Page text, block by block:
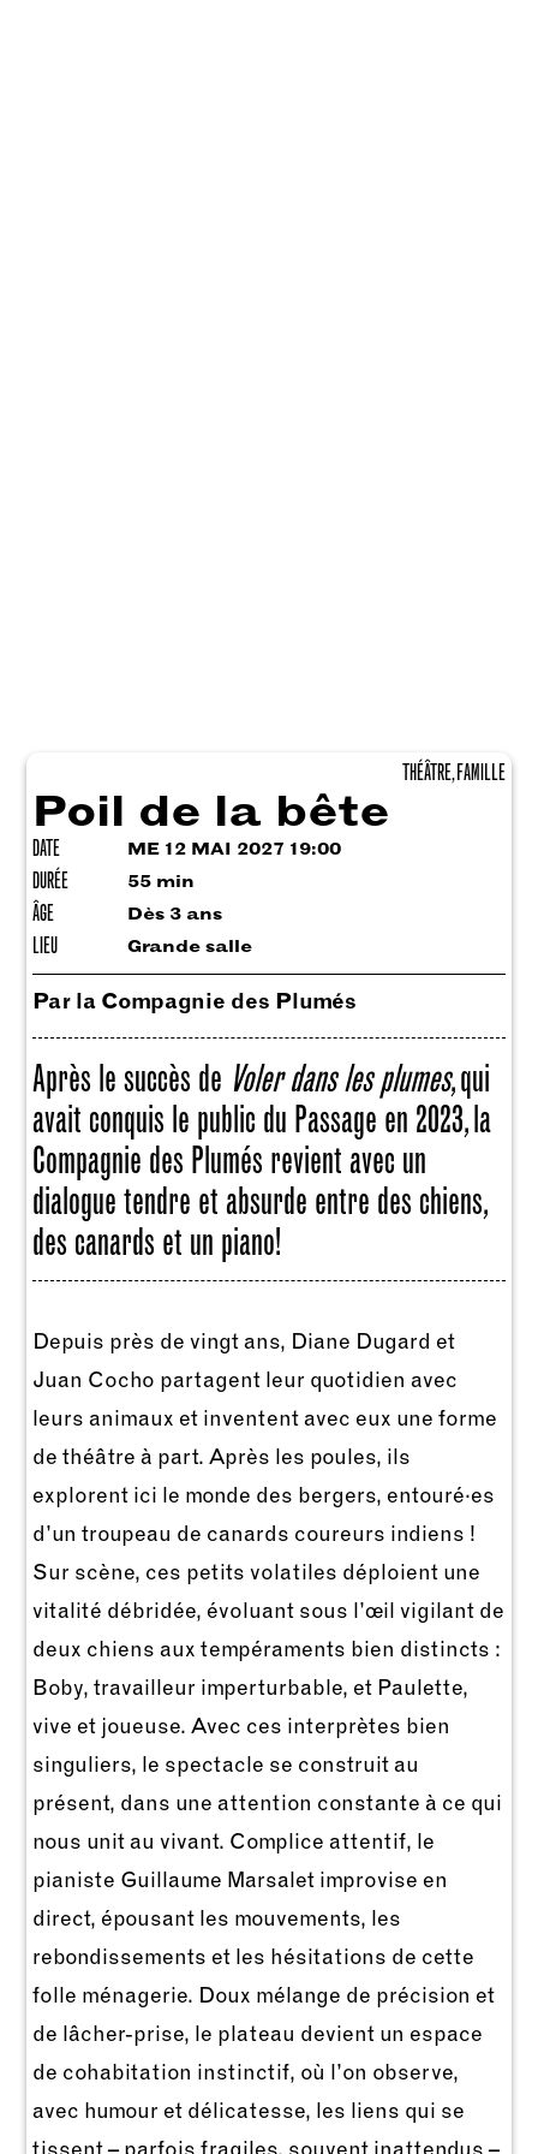
THÉÂTRE, FAMILLE
Poil de la bête
DATE ME 12 MAI 2027 19:00
DURÉE 55 min
ÂGE Dès 3 ans
LIEU Grande salle
Par la Compagnie des Plumés
Après le succès de Voler dans les plumes, qui
avait conquis le public du Passage en 2023, la
Compagnie des Plumés revient avec un
dialogue tendre et absurde entre des chiens,
des canards et un piano!
Depuis près de vingt ans, Diane Dugard et
Juan Cocho partagent leur quotidien avec
leurs animaux et inventent avec eux une forme
de théâtre à part. Après les poules, ils
explorent ici le monde des bergers, entouré·es
d’un troupeau de canards coureurs indiens !
Sur scène, ces petits volatiles déploient une
vitalité débridée, évoluant sous l’œil vigilant de
deux chiens aux tempéraments bien distincts :
Boby, travailleur imperturbable, et Paulette,
vive et joueuse. Avec ces interprètes bien
singuliers, le spectacle se construit au
présent, dans une attention constante à ce qui
nous unit au vivant. Complice attentif, le
pianiste Guillaume Marsalet improvise en
direct, épousant les mouvements, les
rebondissements et les hésitations de cette
folle ménagerie. Doux mélange de précision et
de lâcher-prise, le plateau devient un espace
de cohabitation instinctif, où l’on observe,
avec humour et délicatesse, les liens qui se